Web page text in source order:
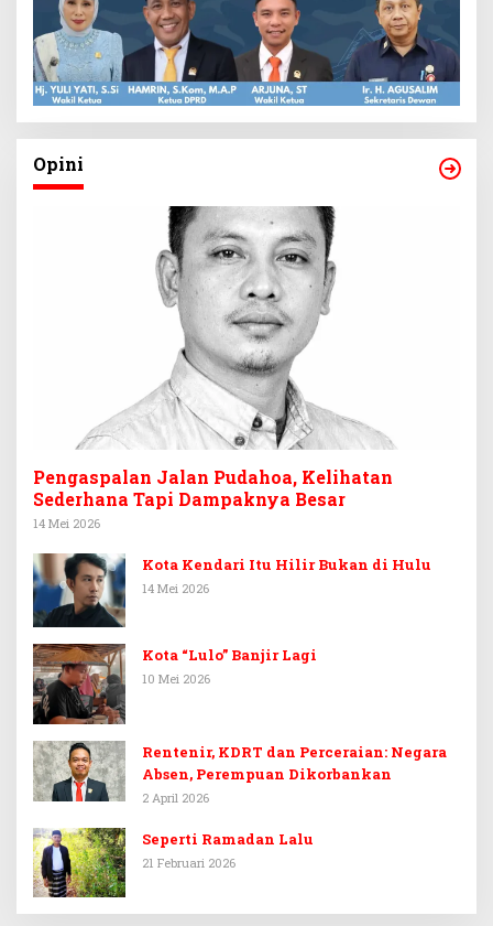
Opini
Pengaspalan Jalan Pudahoa, Kelihatan
Sederhana Tapi Dampaknya Besar
14 Mei 2026
Kota Kendari Itu Hilir Bukan di Hulu
14 Mei 2026
Kota “Lulo” Banjir Lagi
10 Mei 2026
Rentenir, KDRT dan Perceraian: Negara
Absen, Perempuan Dikorbankan
2 April 2026
Seperti Ramadan Lalu
21 Februari 2026